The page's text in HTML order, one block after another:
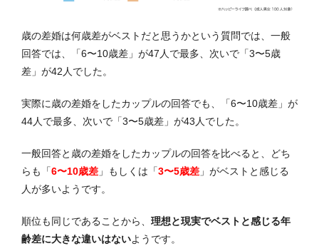
歳の差婚は何歳差がベストだと思うかという質問では、一般
回答では、「6〜10歳差」が47人で最多、次いで「3〜5歳
差」が42人でした。
実際に歳の差婚をしたカップルの回答でも、「6〜10歳差」が
44人で最多、次いで「3〜5歳差」が43人でした。
一般回答と歳の差婚をしたカップルの回答を比べると、どち
らも
「6〜10歳差 」もしくは「3〜5歳差 」がベストと感じる
人が多いようです。
順位も同じであることから、 理想と現実でベストと感じる年
齢差に大きな違いはないようです。